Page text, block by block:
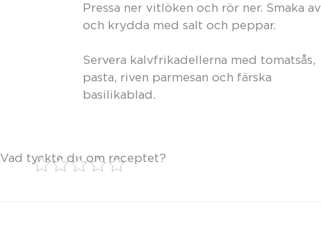
Pressa ner vitlöken och rör ner. Smaka av
och krydda med salt och peppar.
Servera kalvfrikadellerna med tomatsås,
pasta, riven parmesan och färska
basilikablad.
Vad tyckte du om receptet?